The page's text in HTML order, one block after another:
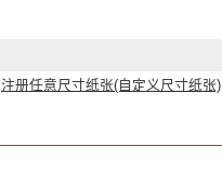
注册任意尺寸纸张(自定义尺寸纸张)